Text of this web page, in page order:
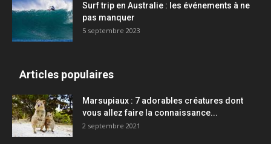
Surf trip en Australie : les événements à ne
pas manquer
5 septembre 2023
Articles populaires
Marsupiaux : 7 adorables créatures dont
vous allez faire la connaissance...
2 septembre 2021